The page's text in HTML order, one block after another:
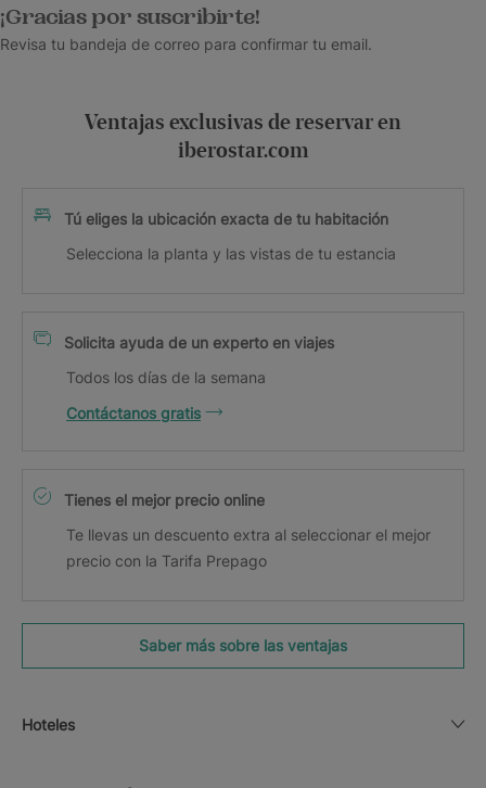
¡Gracias por suscribirte!
Revisa tu bandeja de correo para confirmar tu email.
Ventajas exclusivas de reservar en
iberostar.com
Tú eliges la ubicación exacta de tu habitación
Selecciona la planta y las vistas de tu estancia
Solicita ayuda de un experto en viajes
Todos los días de la semana
Contáctanos gratis
Tienes el mejor precio online
Te llevas un descuento extra al seleccionar el mejor
precio con la Tarifa Prepago
Saber más sobre las ventajas
Hoteles